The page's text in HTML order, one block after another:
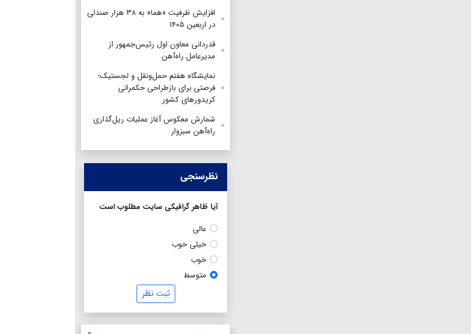
افزایش ظرفیت «هما» به ۳۸ هزار صندلی
در اربعین ۱۴۰۵
قدردانی معاون اول رئیس‌جمهور از
مدیرعامل راه‌آهن
نمایشگاه هفتم حمل‌ونقل و لجستیک؛
فرصتی برای بازطراحی حکمرانی
کریدورهای کشور
شمارش معکوس آغاز عملیات ریل‌گذاری
راه‌آهن سبزوار
نظرسنجی
آیا ظاهر گرافیکی سایت مطلوب است
عالی
خیلی خوب
خوب
متوسط
ثبت نظر